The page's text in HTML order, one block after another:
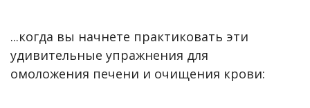
...когда вы начнете практиковать эти
удивительные упражнения для
омоложения печени и очищения крови: